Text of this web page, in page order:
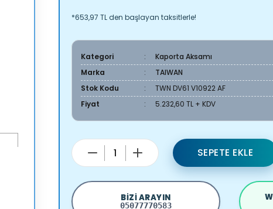
*653,97 TL den başlayan taksitlerle!
Kategori
Kaporta Aksamı
Marka
TAIWAN
Stok Kodu
TWN DV61 V10922 AF
Fiyat
5.232,60 TL + KDV
SEPETE EKLE
BIZI ARAYIN
05077770583